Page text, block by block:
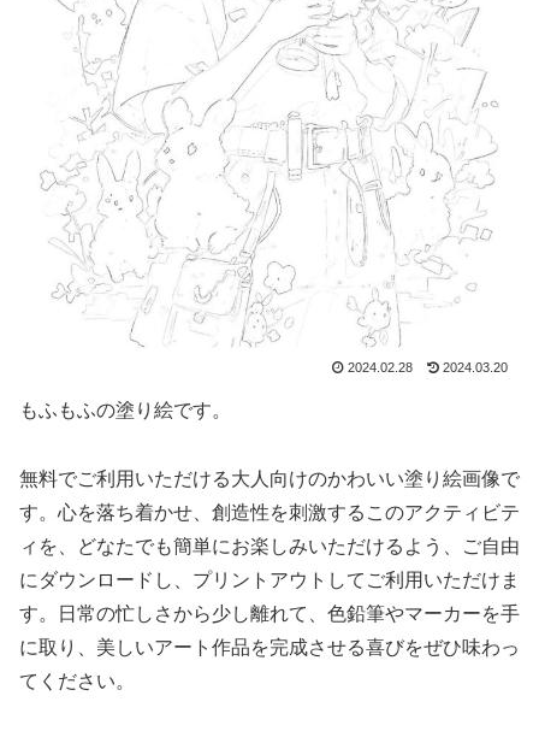
2024.02.28 2024.03.20
もふもふの塗り絵です。
無料でご利用いただける大人向けのかわいい塗り絵画像で
す。心を落ち着かせ、創造性を刺激するこのアクティビテ
ィを、どなたでも簡単にお楽しみいただけるよう、ご自由
にダウンロードし、プリントアウトしてご利用いただけま
す。日常の忙しさから少し離れて、色鉛筆やマーカーを手
に取り、美しいアート作品を完成させる喜びをぜひ味わっ
てください。